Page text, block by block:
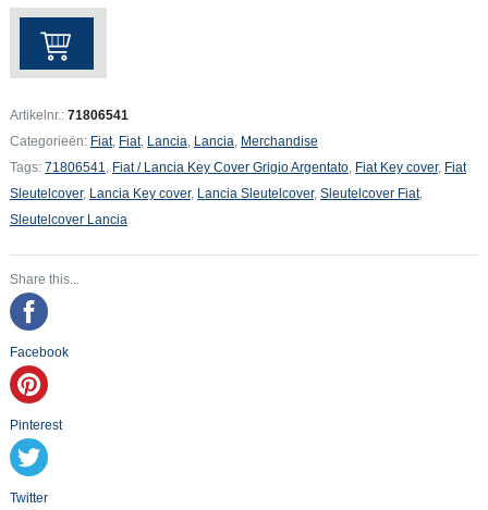
Fiat
Lancia
Key
Cover
Grigio
Argentato
aantal
Artikelnr.: 71806541
Categorieën: Fiat, Fiat, Lancia, Lancia, Merchandise
Tags: 71806541, Fiat / Lancia Key Cover Grigio Argentato, Fiat Key cover, Fiat
Sleutelcover, Lancia Key cover, Lancia Sleutelcover, Sleutelcover Fiat,
Sleutelcover Lancia
Share this...
Facebook
Pinterest
Twitter